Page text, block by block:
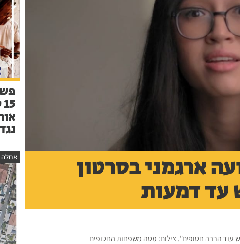
ארגמני בסרטון
עד דמעות
עוד הרבה חטופים". צילום: מטה משפחות החטופים
אחלה